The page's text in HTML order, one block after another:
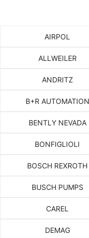
AIRPOL
ALLWEILER
ANDRITZ
B+R AUTOMATION
BENTLY NEVADA
BONFIGLIOLI
BOSCH REXROTH
BUSCH PUMPS
CAREL
DEMAG